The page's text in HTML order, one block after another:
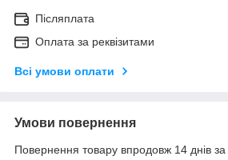
Післяплата
Оплата за реквізитами
Всі умови оплати
Умови повернення
Повернення товару впродовж 14 днів